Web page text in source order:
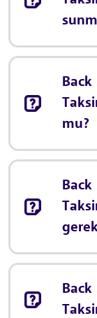
mu?